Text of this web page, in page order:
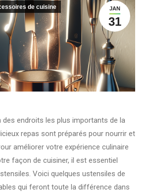
JAN
31
de cuisine
des endroits les plus importants de la
repas sont préparés pour nourrir et
améliorer votre expérience culinaire
façon de cuisiner, il est essentiel
Voici quelques ustensiles de
qui feront toute la différence dans